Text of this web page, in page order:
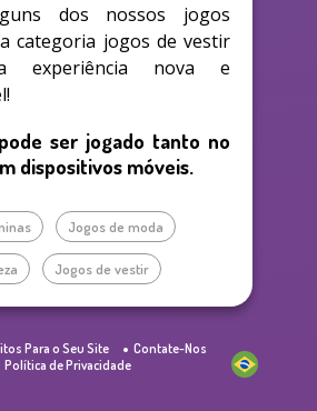
dos nossos jogos
categoria jogos de vestir
experiência nova e
ser jogado tanto no
dispositivos móveis.
Jogos de moda
Jogos de vestir
Para o Seu Site
Contate-Nos
Política de Privacidade